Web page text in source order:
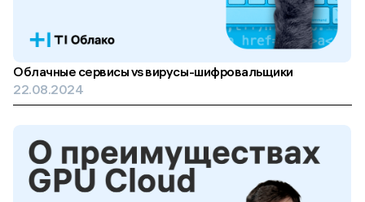
Облачные сервисы vs вирусы-шифровальщики
22.08.2024